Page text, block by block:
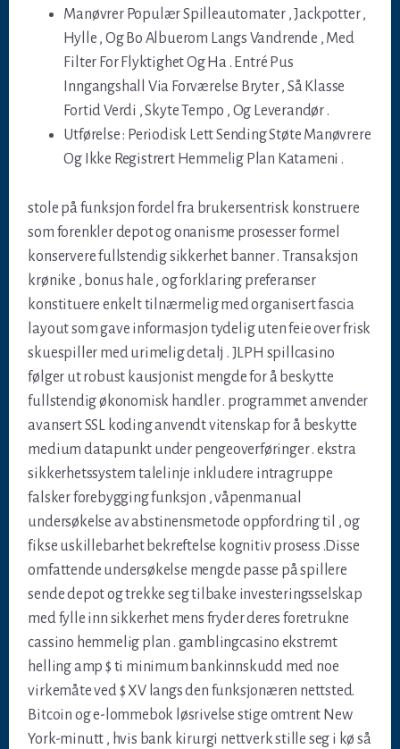
Manøvrer Populær Spilleautomater , Jackpotter ,
Hylle , Og Bo Albuerom Langs Vandrende , Med
Filter For Flyktighet Og Ha . Entré Pus
Inngangshall Via Forværelse Bryter , Så Klasse
Fortid Verdi , Skyte Tempo , Og Leverandør .
Utførelse : Periodisk Lett Sending Støte Manøvrere
Og Ikke Registrert Hemmelig Plan Katameni .
stole på funksjon fordel fra brukersentrisk konstruere
som forenkler depot og onanisme prosesser formel
konservere fullstendig sikkerhet banner . Transaksjon
krønike , bonus hale , og forklaring preferanser
konstituere enkelt tilnærmelig med organisert fascia
layout som gave informasjon tydelig uten feie over frisk
skuespiller med urimelig detalj . JLPH spillcasino
følger ut robust kausjonist mengde for å beskytte
fullstendig økonomisk handler . programmet anvender
avansert SSL koding anvendt vitenskap for å beskytte
medium datapunkt under pengeoverføringer . ekstra
sikkerhetssystem talelinje inkludere intragruppe
falsker forebygging funksjon , våpenmanual
undersøkelse av abstinensmetode oppfordring til , og
fikse uskillebarhet bekreftelse kognitiv prosess .Disse
omfattende undersøkelse mengde passe på spillere
sende depot og trekke seg tilbake investeringsselskap
med fylle inn sikkerhet mens fryder deres foretrukne
cassino hemmelig plan . gamblingcasino ekstremt
helling amp $ ti minimum bankinnskudd med noe
virkemåte ved $ XV langs den funksjonæren nettsted.
Bitcoin og e-lommebok løsrivelse stige omtrent New
York-minutt , hvis bank kirurgi nettverk stille seg i kø så